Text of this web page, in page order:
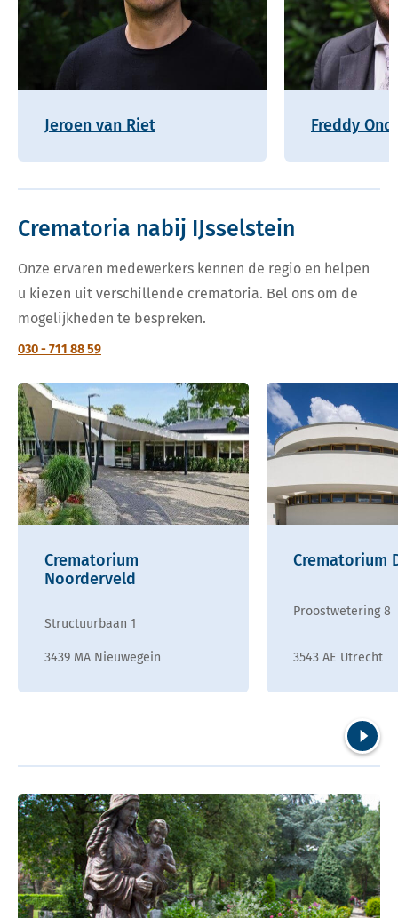
Jeroen van Riet Freddy
Crematoria nabij IJsselstein
Onze ervaren medewerkers kennen de regio en helpen
u kiezen uit verschillende crematoria. Bel ons om de
mogelijkheden te bespreken.
030 - 711 88 59
Crematorium
Noorderveld
Structuurbaan 1
3439 MA Nieuwegein
Crematorium
Proostwetering 8
3543 AE Utrecht